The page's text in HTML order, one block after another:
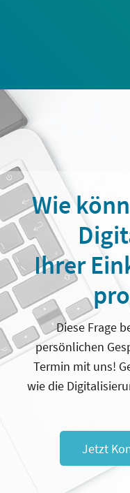
Wie
Ihrer
Diese Frage
persönlichen
Termin mit uns!
wie die
Jetzt